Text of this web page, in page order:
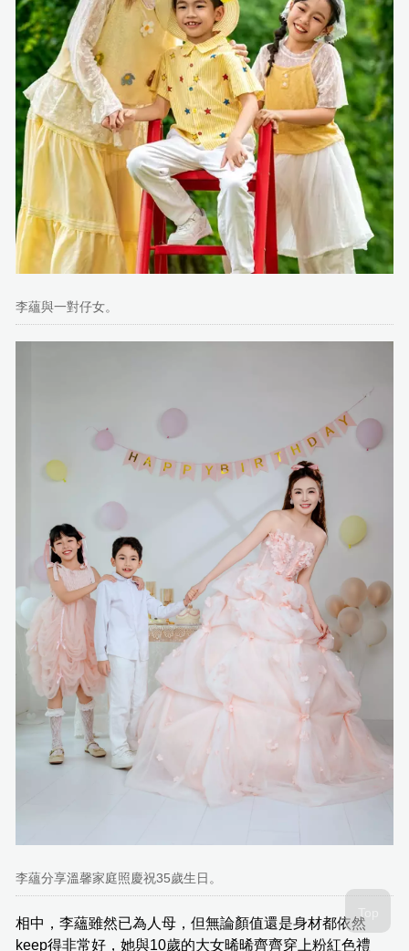
李蘊與一對仔女。
李蘊分享溫馨家庭照慶祝35歲生日。
相中，李蘊雖然已為人母，但無論顏值還是身材都依然
keep得非常好，她與10歲的大女晞晞齊齊穿上粉紅色禮